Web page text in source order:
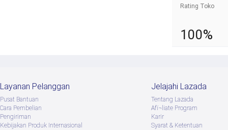
Rating Toko
100%
Layanan Pelanggan
Pusat Bantuan
Cara Pembelian
Pengiriman
Kebijakan Produk Internasional
Jelajahi Lazada
Tentang Lazada
Afï¬liate Program
Karir
Syarat & Ketentuan